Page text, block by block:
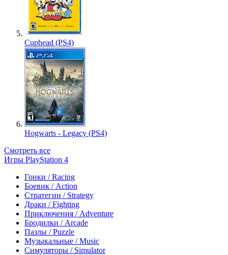
Cuphead (PS4)
Hogwarts - Legacy (PS4)
Смотреть все
Игры PlayStation 4
Гонки / Racing
Боевик / Action
Стратегии / Strategy
Драки / Fighting
Приключения / Adventure
Бродилки / Arcade
Пазлы / Puzzle
Музыкальные / Music
Симуляторы / Simulator